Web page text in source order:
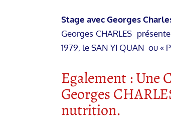
Stage avec Georges
Georges CHARLES
1979, le SAN YI QUAN ou «
Egalement : Une
Georges
nutrition.